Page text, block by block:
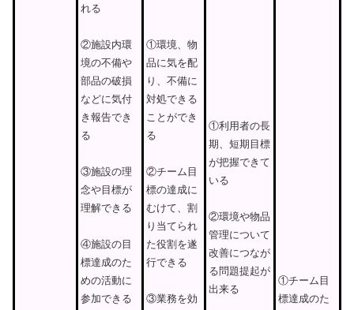
れる
②施設内環
境の不備や
部品の破損
などに気付
き報告でき
る
③施設の理
念や目標が
理解できる
④施設の目
標達成のた
めの活動に
参加できる
①環境、物
品に気を配
り、不備に
対処できる
ことができ
る
②チーム目
標の達成に
むけて、割
り当てられ
た役割を遂
行できる
③業務を効
①利用者の長
期、短期目標
が把握できて
いる
②環境や物品
管理について
改善につなが
る問題提起が
出来る
①チーム目
標達成のた